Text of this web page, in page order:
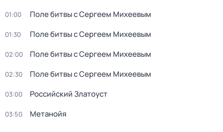
01:00 Поле битвы с Сергеем Михеевым
01:30 Поле битвы с Сергеем Михеевым
02:00 Поле битвы с Сергеем Михеевым
02:30 Поле битвы с Сергеем Михеевым
03:00 Российский Златоуст
03:50 Метанойя